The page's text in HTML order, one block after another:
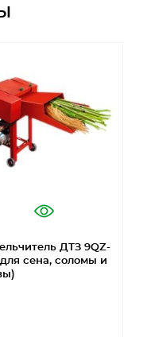
ДТЗ 9QZ-
сена, соломы и